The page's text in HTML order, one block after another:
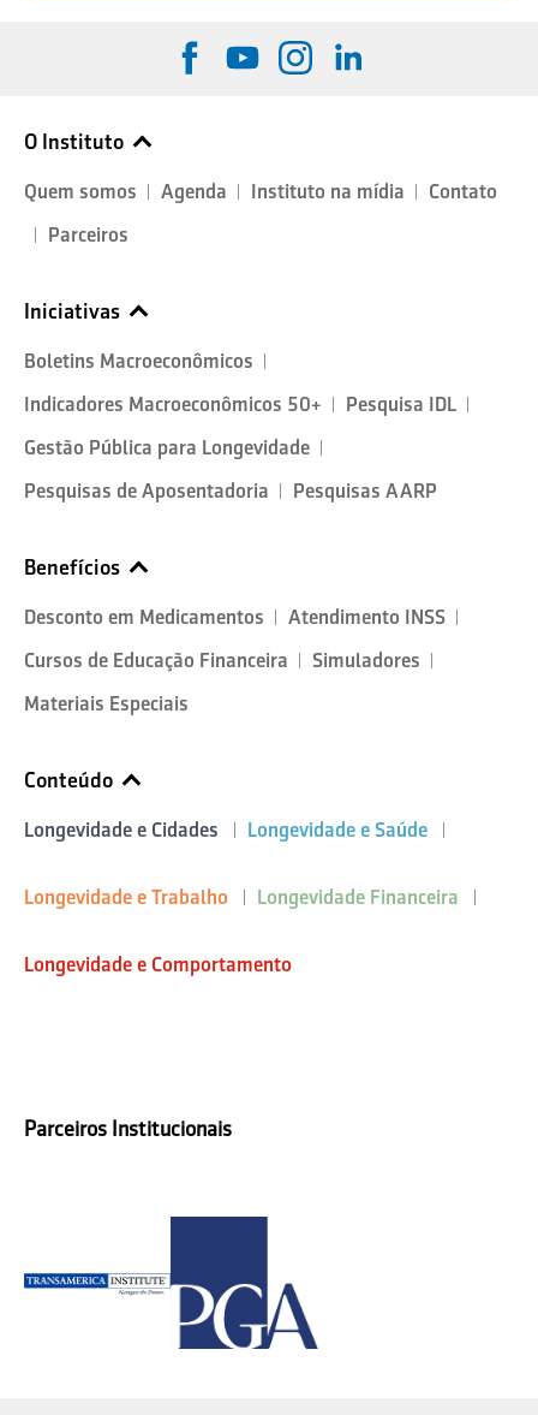
O Instituto
Quem somos Agenda Instituto na mídia
Contato
Parceiros
Iniciativas
Boletins Macroeconômicos
Indicadores Macroeconômicos 50+
Pesquisa IDL
Gestão Pública para Longevidade
Pesquisas de Aposentadoria
Pesquisas AARP
Benefícios
Desconto em Medicamentos
Atendimento INSS
Cursos de Educação Financeira
Simuladores
Materiais Especiais
Conteúdo
Longevidade e Cidades Longevidade e Saúde
Longevidade e Trabalho Longevidade Financeira
Longevidade e Comportamento
Parceiros Institucionais